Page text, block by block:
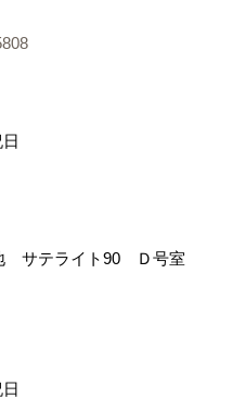
サテライト90 Ｄ号室